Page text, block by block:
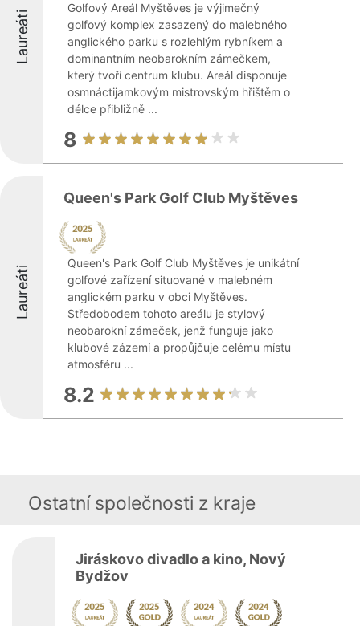
Laureáti
Golfový Areál Myštěves je výjimečný
golfový komplex zasazený do malebného
anglického parku s rozlehlým rybníkem a
dominantním neobarokním zámečkem,
který tvoří centrum klubu. Areál disponuje
osmnáctijamkovým mistrovským hřištěm o
délce přibližně ...
8
Laureáti
Queen's Park Golf Club Myštěves
Queen's Park Golf Club Myštěves je unikátní
golfové zařízení situované v malebném
anglickém parku v obci Myštěves.
Středobodem tohoto areálu je stylový
neobarokní zámeček, jenž funguje jako
klubové zázemí a propůjčuje celému místu
atmosféru ...
8.2
Ostatní společnosti z kraje
Jiráskovo divadlo a kino, Nový
Bydžov